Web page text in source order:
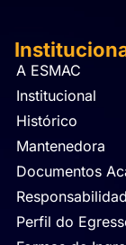
A ESMAC
Institucional
Histórico
Mantenedora
Documentos
Perfil do